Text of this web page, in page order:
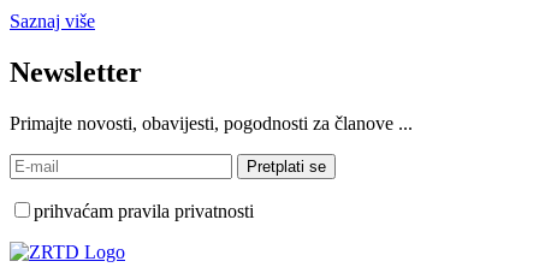
Saznaj više
Newsletter
Primajte novosti, obavijesti, pogodnosti za članove ...
prihvaćam pravila privatnosti